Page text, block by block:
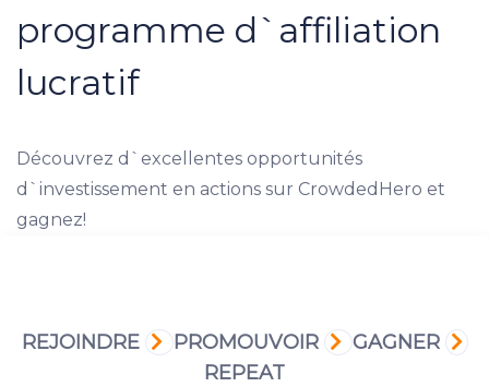
programme d`affiliation
lucratif
Découvrez d`excellentes opportunités
d`investissement en actions sur CrowdedHero et
gagnez!
REJOINDRE PROMOUVOIR
GAGNER
REPEAT